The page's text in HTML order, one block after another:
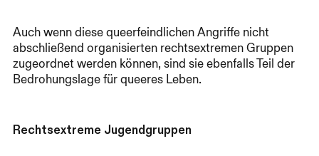
Auch wenn diese queerfeindlichen Angriffe nicht
abschließend organisierten rechtsextremen Gruppen
zugeordnet werden können, sind sie ebenfalls Teil der
Bedrohungslage für queeres Leben.
Rechtsextreme Jugendgruppen